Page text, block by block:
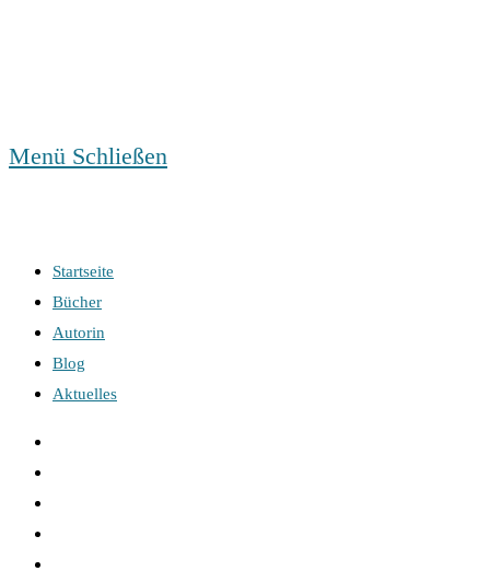
Menü Schließen
Startseite
Bücher
Autorin
Blog
Aktuelles